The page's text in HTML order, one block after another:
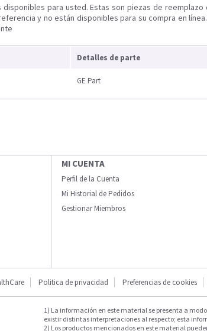
para usted. Estas son piezas de reemplazo
y no están disponibles para su compra en
Detalles de parte
GE Part
MI CUENTA
Perfil de la Cuenta
Mi Historial de Pedidos
Gestionar Miembros
Politica de privacidad Preferencias de cookies
1) La información en este material se presenta a
existir distintas interpretaciones al respecto; esta
2) Los productos mencionados en este material